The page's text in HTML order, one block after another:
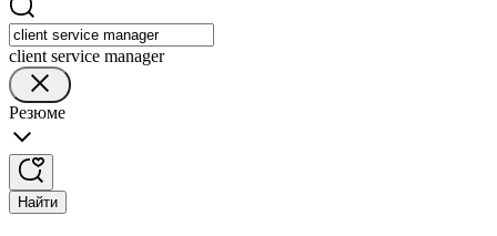
client service manager
Резюме
Найти